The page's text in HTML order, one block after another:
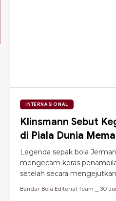
INTERNASIONAL
Klinsmann Sebut
di Piala Dunia
Legenda sepak bola
mengecam keras
setelah secara
Bandar Bola Editorial Team ⎯ 30